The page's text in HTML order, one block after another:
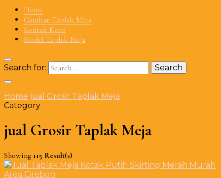
Home
Gambar Taplak Meja
Kontak Kami
Model Taplak Meja
Search for:
Home jual Grosir Taplak Meja
Category
jual Grosir Taplak Meja
Showing 115 Result(s)